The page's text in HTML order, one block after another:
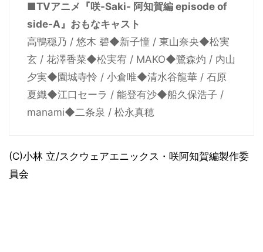
■TVアニメ『咲-Saki- 阿知賀編 episode of
side-A』おもなキャスト
高鴨穏乃 / 悠木 碧◆新子憧 / 東山奈央◆松実
玄 / 花澤香菜◆松実宥 / MAKO◆鷺森灼 / 内山
夕実◆園城寺怜 / 小倉唯◆清水谷龍華 / 石原
夏織◆江口セーラ / 能登有沙◆船久保浩子 /
manami◆二条泉 / 松永真穂
(C)小林 立/スクウェアエニックス・咲阿知賀編製作委
員会